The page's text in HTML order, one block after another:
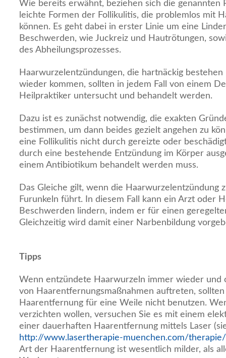
Wie bereits erwähnt, beziehen sich die genannten
leichte Formen der Follikulitis, die problemlos mit
können. Es geht dabei in erster Linie um eine
Beschwerden, wie Juckreiz und Hautrötungen,
des Abheilungsprozesses.
Haarwurzelentzündungen, die hartnäckig
wieder kommen, sollten in jedem Fall von einem
Heilpraktiker untersucht und behandelt werden.
Dazu ist es zunächst notwendig, die exakten
bestimmen, um dann beides gezielt angehen zu
eine Follikulitis nicht durch gereizte oder
durch eine bestehende Entzündung im Körper
einem Antibiotikum behandelt werden muss.
Das Gleiche gilt, wenn die Haarwurzelentzündung
Furunkeln führt. In diesem Fall kann ein Arzt oder
Beschwerden lindern, indem er für einen
Gleichzeitig wird damit einer Narbenbildung
Tipps
Wenn entzündete Haarwurzeln immer wieder und
von Haarentfernungsmaßnahmen auftreten,
Haarentfernung für eine Weile nicht benutzen.
verzichten wollen, versuchen Sie es mit einem
einer dauerhaften Haarentfernung mittels Laser
http://www.lasertherapie-muenchen.com/
Art der Haarentfernung ist wesentlich milder, als